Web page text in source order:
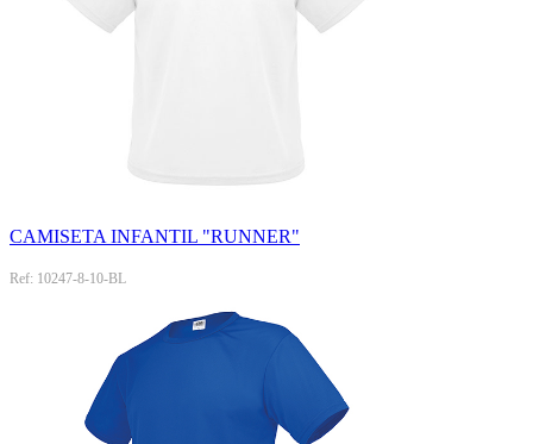
CAMISETA INFANTIL "RUNNER"
Ref: 10247-8-10-BL